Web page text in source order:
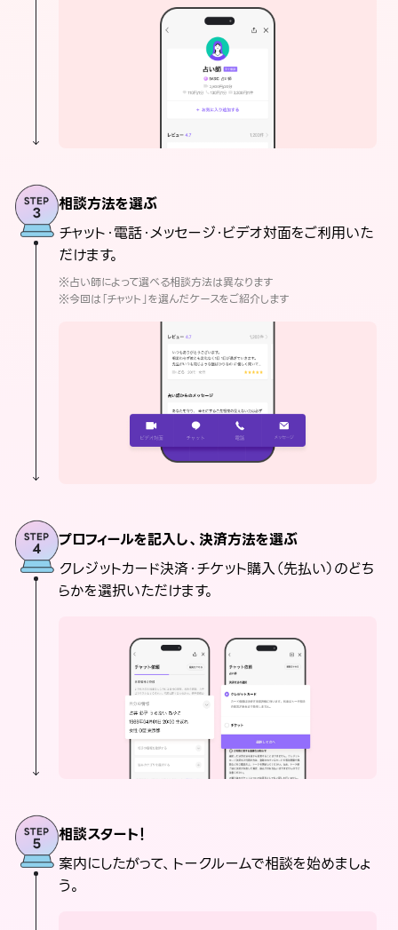
相談方法を選ぶ
チャット・電話・メッセージ・ビデオ対面をご利用いた
だけます。
※占い師によって選べる相談方法は異なります
※今回は「チャット」を選んだケースをご紹介します
プロフィールを記入し、決済方法を選ぶ
クレジットカード決済・チケット購入（先払い）のどち
らかを選択いただけます。
相談スタート！
案内にしたがって、トークルームで相談を始めましょ
う。